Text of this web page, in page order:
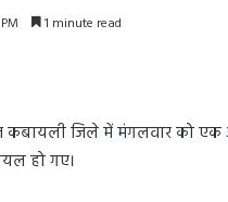
1 minute read
जिले में मंगलवार को एक
हो गए।